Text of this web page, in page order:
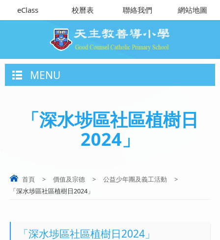
eClass 校曆表 聯絡我們 網站地圖
MENU
「深水埗區社區植樹日
2024」
首頁 > 價值及宗德 > 公益少年團及義工活動
>
「深水埗區社區植樹日2024」
「深水埗區社區植樹日2024」